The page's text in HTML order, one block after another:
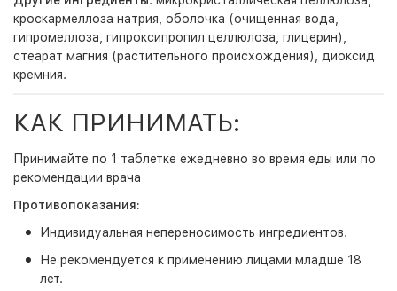
кроскармеллоза натрия, оболочка (очищенная вода,
гипромеллоза, гипроксипропил целлюлоза, глицерин),
стеарат магния (растительного происхождения), диоксид
кремния.
КАК ПРИНИМАТЬ:
Принимайте по 1 таблетке ежедневно во время еды или по
рекомендации врача
Противопоказания:
Индивидуальная непереносимость ингредиентов.
Не рекомендуется к применению лицами младше 18
лет.